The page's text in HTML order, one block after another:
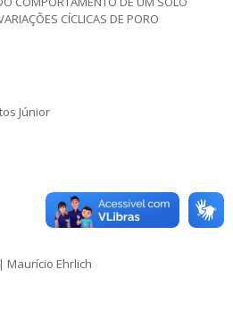
CÍCLICAS DE PORO
Júnior
| Maurício Ehrlich